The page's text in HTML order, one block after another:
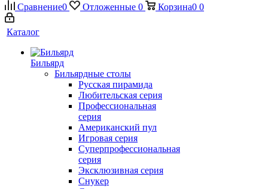
Сравнение0 Отложенные 0 Корзина0 0
Каталог
Бильярд
Бильярдные столы
Русская пирамида
Любительская серия
Профессиональная
серия
Американский пул
Игровая серия
Суперпрофессиональная
серия
Эксклюзивная серия
Снукер